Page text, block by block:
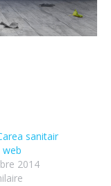
sanitair
2014